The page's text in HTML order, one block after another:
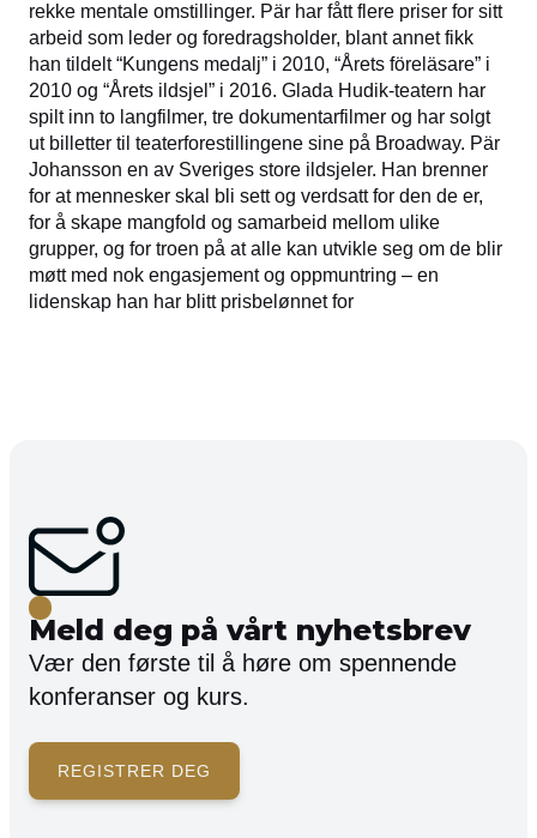
rekke mentale omstillinger. Pär har fått flere priser for sitt
arbeid som leder og foredragsholder, blant annet fikk
han tildelt “Kungens medalj” i 2010, “Årets föreläsare” i
2010 og “Årets ildsjel” i 2016. Glada Hudik-teatern har
spilt inn to langfilmer, tre dokumentarfilmer og har solgt
ut billetter til teaterforestillingene sine på Broadway. Pär
Johansson en av Sveriges store ildsjeler. Han brenner
for at mennesker skal bli sett og verdsatt for den de er,
for å skape mangfold og samarbeid mellom ulike
grupper, og for troen på at alle kan utvikle seg om de blir
møtt med nok engasjement og oppmuntring – en
lidenskap han har blitt prisbelønnet for
Meld deg på vårt nyhetsbrev
Vær den første til å høre om spennende
konferanser og kurs.
REGISTRER DEG